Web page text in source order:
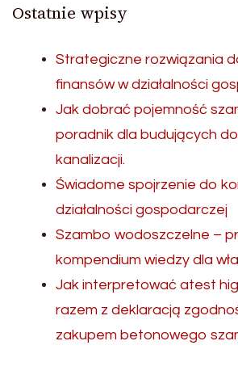
Ostatnie wpisy
Strategiczne rozwiązania
finansów w działalności
Jak dobrać pojemność
poradnik dla budujących
kanalizacji.
Świadome spojrzenie do
działalności gospodarczej
Szambo wodoszczelne –
kompendium wiedzy dla
Jak interpretować atest
razem z deklaracją
zakupem betonowego